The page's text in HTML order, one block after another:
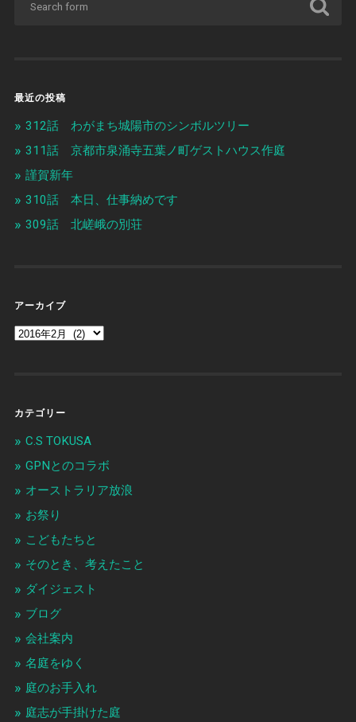
最近の投稿
312話 わがまち城陽市のシンボルツリー
311話 京都市泉涌寺五葉ノ町ゲストハウス作庭
謹賀新年
310話 本日、仕事納めです
309話 北嵯峨の別荘
アーカイブ
カテゴリー
C.S TOKUSA
GPNとのコラボ
オーストラリア放浪
お祭り
こどもたちと
そのとき、考えたこと
ダイジェスト
ブログ
会社案内
名庭をゆく
庭のお手入れ
庭志が手掛けた庭